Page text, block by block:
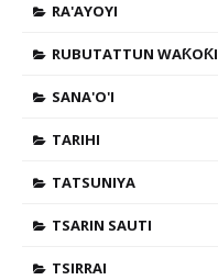
RA'AYOYI
RUBUTATTUN WAƘOƘI
SANA'O'I
TARIHI
TATSUNIYA
TSARIN SAUTI
TSIRRAI